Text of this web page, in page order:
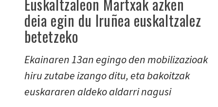
deia egin du Iruñea euskaltzalez
betetzeko
Ekainaren 13an egingo den mobilizazioak
hiru zutabe izango ditu, eta bakoitzak
euskararen aldeko aldarri nagusi